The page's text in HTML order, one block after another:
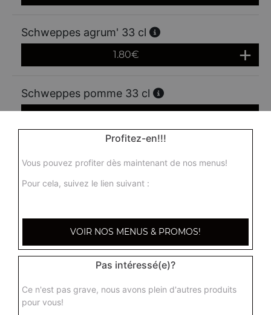
Schweppes agrum' 33 cl
1.80€
Schweppes pomme 33 cl
1.80 €
Profitez-en!!!
Vous pouvez profiter dès maintenant de nos menus!
Pour cela, suivez le lien suivant :
VOIR NOS MENUS & PROMOS!
Pas intéressé(e)?
Ce n'est pas grave, nous avons plein d'autres produits
pour vous!